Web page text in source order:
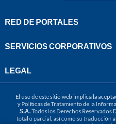
RED DE PORTALES
SERVICIOS CORPORATIVOS
LEGAL
El uso de este sitio web implica la
y Políticas de Tratamiento de la
S.A.Todos los Derechos Reservados
total o parcial, así como su traducción